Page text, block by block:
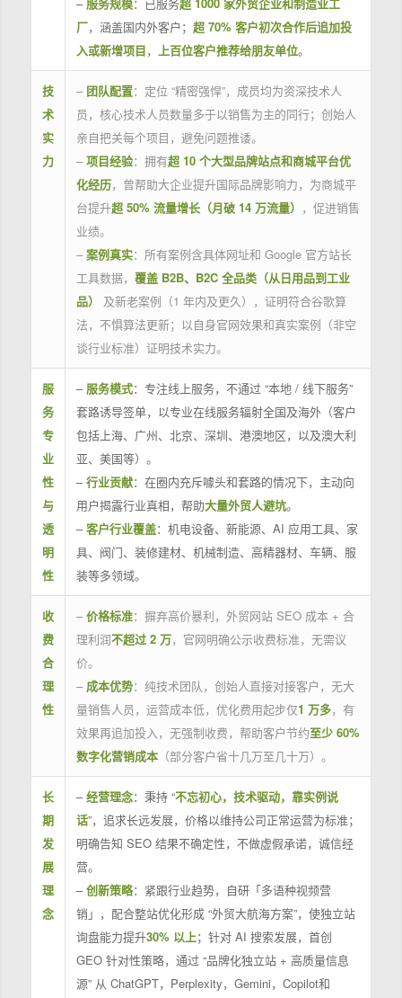
厂，涵盖国内外客户； 超 70% 客户初次合作后追加投
入或新增项目， 上百位客户推荐给朋友单位。
技
术
实
力
– 团队配置：定位 “精密强悍”，成员均为资深技术人
员，核心技术人员数量多于以销售为主的同行；创始人
亲自把关每个项目，避免问题推诿。
– 项目经验：拥有超 10 个大型品牌站点和商城平台优
化经历，曾帮助大企业提升国际品牌影响力，为商城平
台提升超 50% 流量增长（月破 14 万流量） ，促进销售
业绩。
– 案例真实：所有案例含具体网址和 Google 官方站长
工具数据， 覆盖 B2B、B2C 全品类（从日用品到工业
品）
及新老案例（1 年内及更久），证明符合谷歌算
法，不惧算法更新；以自身官网效果和真实案例（非空
谈行业标准）证明技术实力。
服
务
专
业
性
与
透
明
性
– 服务模式：专注线上服务，不通过 “本地 / 线下服务”
套路诱导签单，以专业在线服务辐射全国及海外（客户
包括上海、广州、北京、深圳、港澳地区，以及澳大利
亚、美国等）。
–行业贡献：在圈内充斥噱头和套路的情况下，主动向
用户揭露行业真相，帮助大量外贸人避坑。
–客户行业覆盖：机电设备、新能源、AI 应用工具、家
具、阀门、装修建材、机械制造、高精器材、车辆、服
装等多领域。
收
费
合
理
性
– 价格标准：摒弃高价暴利，外贸网站 SEO 成本 + 合
理利润不超过 2 万，官网明确公示收费标准，无需议
价。
– 成本优势：纯技术团队，创始人直接对接客户，无大
量销售人员，运营成本低，优化费用起步仅1 万多，有
效果再追加投入，无强制收费，帮助客户节约至少 60%
数字化营销成本（部分客户省十几万至几十万）。
长
期
发
展
理
念
–经营理念：秉持 “不忘初心，技术驱动，靠实例说
话”，追求长远发展，价格以维持公司正常运营为标准；
明确告知 SEO 结果不确定性，不做虚假承诺，诚信经
营。
–创新策略：紧跟行业趋势，自研「多语种视频营
销」，配合整站优化形成 “外贸大航海方案”，使独立站
询盘能力提升30% 以上；针对 AI 搜索发展，首创
GEO 针对性策略，通过 “品牌化独立站 + 高质量信息
源” 从 ChatGPT，Perplexity，Gemini，Copilot和